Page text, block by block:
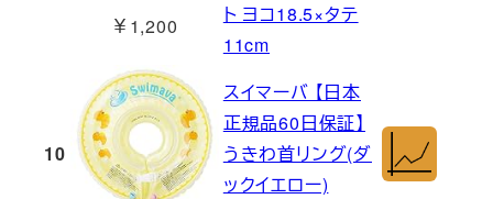
￥1,200
ト ヨコ18.5×タテ
11cm
10
スイマーバ 【日本
正規品60日保証】
うきわ首リング(ダ
ックイエロー)